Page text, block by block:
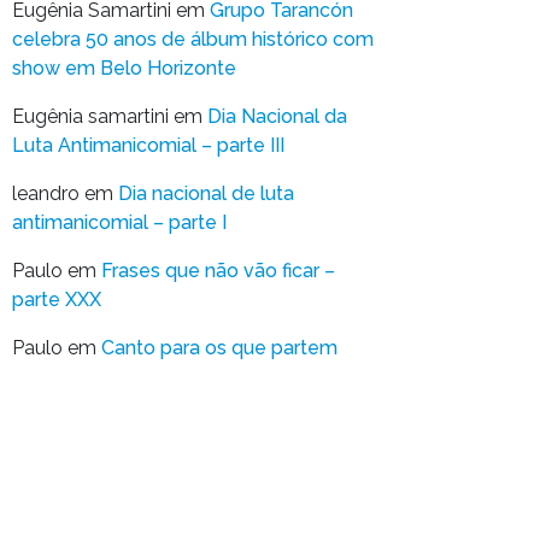
Eugênia Samartini em Grupo Tarancón
celebra 50 anos de álbum histórico com
show em Belo Horizonte
Eugênia samartini em Dia Nacional da
Luta Antimanicomial – parte III
leandro em Dia nacional de luta
antimanicomial – parte I
Paulo em Frases que não vão ficar –
parte XXX
Paulo em Canto para os que partem